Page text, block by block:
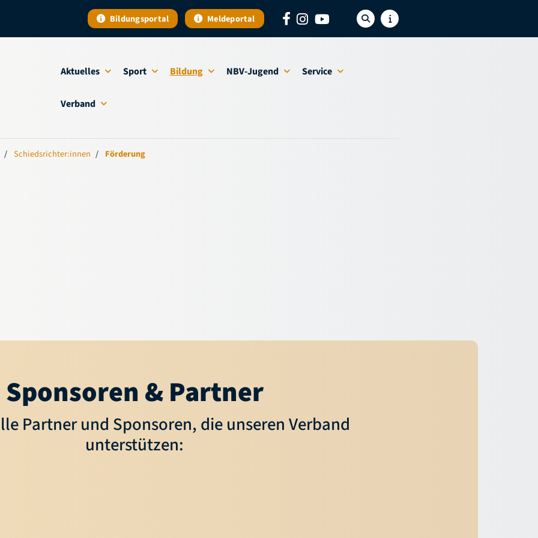
Bildungsportal Meldeportal
Aktuelles Sport Bildung NBV-Jugend Service
Verband
Schiedsrichter:innen Förderung
Sponsoren & Partner
Partner und Sponsoren, die unseren Verband
unterstützen:
Aktuelles
Termine
Newsletter
Social-Feed
Service
Vereinssuche
Downloads
Fragen & Antworten